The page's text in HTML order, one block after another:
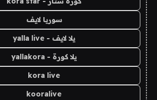
سوريا لايف
يلا لايف - yalla live
يلا كورة - yallakora
kora live
kooralive